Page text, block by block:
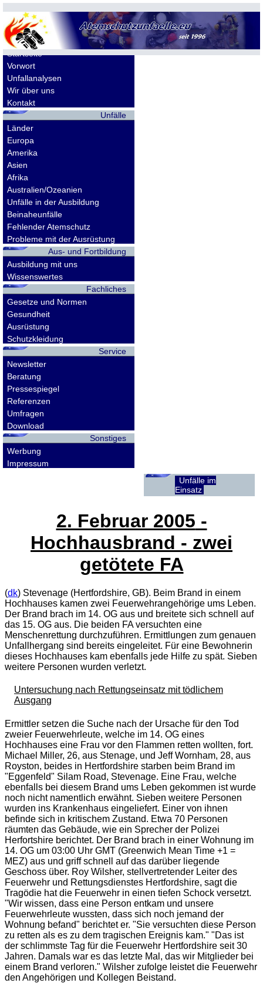
Allgemeines
Startseite
Vorwort
Unfallanalysen
Wir über uns
Kontakt
Unfälle
Länder
Europa
Amerika
Asien
Afrika
Australien/Ozeanien
Unfälle in der Ausbildung
Beinaheunfälle
Fehlender Atemschutz
Probleme mit der Ausrüstung
Aus- und Fortbildung
Ausbildung mit uns
Wissenswertes
Fachliches
Gesetze und Normen
Gesundheit
Ausrüstung
Schutzkleidung
Service
Newsletter
Beratung
Pressespiegel
Referenzen
Umfragen
Download
Sonstiges
Werbung
Impressum
Unfälle im
Einsatz
2. Februar 2005 -
Hochhausbrand - zwei
getötete FA
(dk) Stevenage (Hertfordshire, GB). Beim Brand in einem
Hochhauses kamen zwei Feuerwehrangehörige ums Leben.
Der Brand brach im 14. OG aus und breitete sich schnell auf
das 15. OG aus. Die beiden FA versuchten eine
Menschenrettung durchzuführen. Ermittlungen zum genauen
Unfallhergang sind bereits eingeleitet. Für eine Bewohnerin
dieses Hochhauses kam ebenfalls jede Hilfe zu spät. Sieben
weitere Personen wurden verletzt.
Untersuchung nach Rettungseinsatz mit tödlichem
Ausgang
Ermittler setzen die Suche nach der Ursache für den Tod
zweier Feuerwehrleute, welche im 14. OG eines
Hochhauses eine Frau vor den Flammen retten wollten, fort.
Michael Miller, 26, aus Stenage, und Jeff Wornham, 28, aus
Royston, beides in Hertfordshire starben beim Brand im
"Eggenfeld" Silam Road, Stevenage. Eine Frau, welche
ebenfalls bei diesem Brand ums Leben gekommen ist wurde
noch nicht namentlich erwähnt. Sieben weitere Personen
wurden ins Krankenhaus eingeliefert. Einer von ihnen
befinde sich in kritischem Zustand. Etwa 70 Personen
räumten das Gebäude, wie ein Sprecher der Polizei
Herfortshire berichtet. Der Brand brach in einer Wohnung im
14. OG um 03:00 Uhr GMT (Greenwich Mean Time +1 =
MEZ) aus und griff schnell auf das darüber liegende
Geschoss über. Roy Wilsher, stellvertretender Leiter des
Feuerwehr und Rettungsdienstes Hertfordshire, sagt die
Tragödie hat die Feuerwehr in einen tiefen Schock versetzt.
"Wir wissen, dass eine Person entkam und unsere
Feuerwehrleute wussten, dass sich noch jemand der
Wohnung befand" berichtet er. "Sie versuchten diese Person
zu retten als es zu dem tragischen Ereignis kam." "Das ist
der schlimmste Tag für die Feuerwehr Hertfordshire seit 30
Jahren. Damals war es das letzte Mal, das wir Mitglieder bei
einem Brand verloren." Wilsher zufolge leistet die Feuerwehr
den Angehörigen und Kollegen Beistand.